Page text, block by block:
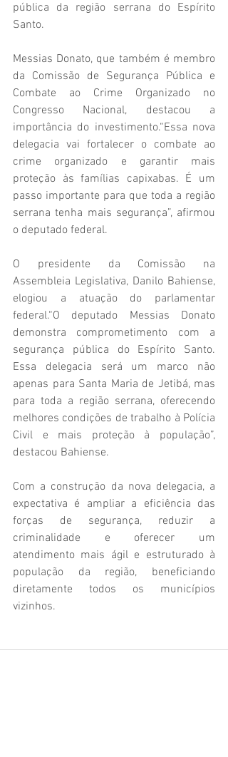
pública da região serrana do Espírito
Santo.
Messias Donato, que também é membro
da Comissão de Segurança Pública e
Combate ao Crime Organizado no
Congresso Nacional, destacou a
importância do investimento.“Essa nova
delegacia vai fortalecer o combate ao
crime organizado e garantir mais
proteção às famílias capixabas. É um
passo importante para que toda a região
serrana tenha mais segurança”, afirmou
o deputado federal.
O presidente da Comissão na
Assembleia Legislativa, Danilo Bahiense,
elogiou a atuação do parlamentar
federal.“O deputado Messias Donato
demonstra comprometimento com a
segurança pública do Espírito Santo.
Essa delegacia será um marco não
apenas para Santa Maria de Jetibá, mas
para toda a região serrana, oferecendo
melhores condições de trabalho à Polícia
Civil e mais proteção à população”,
destacou Bahiense.
Com a construção da nova delegacia, a
expectativa é ampliar a eficiência das
forças de segurança, reduzir a
criminalidade e oferecer um
atendimento mais ágil e estruturado à
população da região, beneficiando
diretamente todos os municípios
vizinhos.